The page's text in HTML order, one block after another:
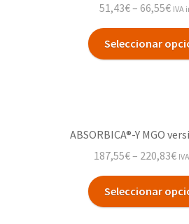
51,43€– 66,55€ IVA
Seleccionar
ABSORBICA®-Y MGO
187,55€– 220,83€
Seleccionar